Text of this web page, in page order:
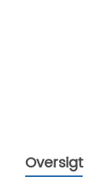
Oversigt